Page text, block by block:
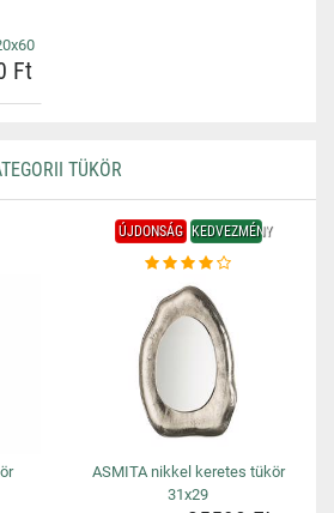
Ft
TÜKÖR
ÚJDONSÁG KEDVEZMÉNY
ASMITA nikkel keretes tükör
31x29